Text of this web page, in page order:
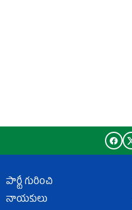
పార్టీ గురించి
నాయకులు